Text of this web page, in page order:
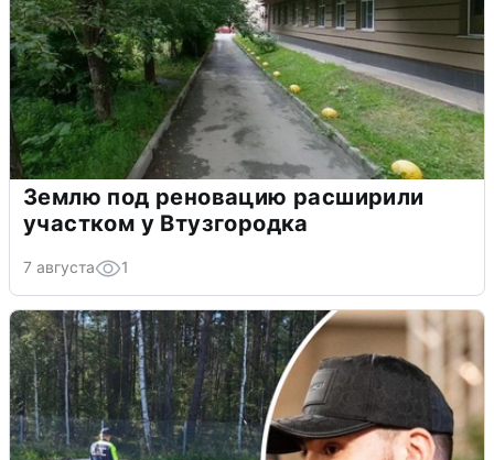
Землю под реновацию расширили
участком у Втузгородка
7 августа 1